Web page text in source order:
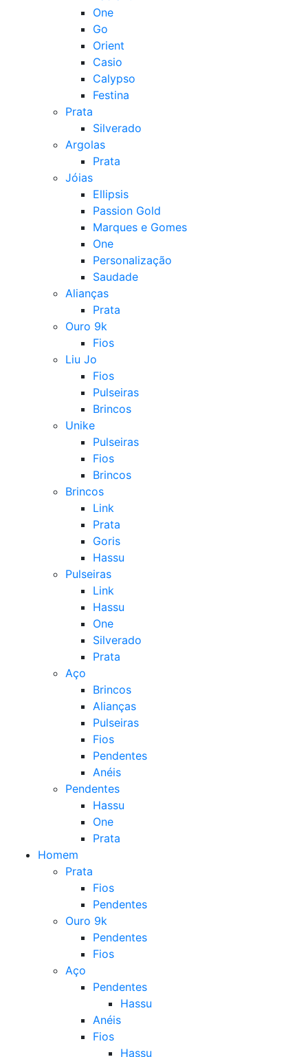
One
Go
Orient
Casio
Calypso
Festina
Prata
Silverado
Argolas
Prata
Jóias
Ellipsis
Passion Gold
Marques e Gomes
One
Personalização
Saudade
Alianças
Prata
Ouro 9k
Fios
Liu Jo
Fios
Pulseiras
Brincos
Unike
Pulseiras
Fios
Brincos
Brincos
Link
Prata
Goris
Hassu
Pulseiras
Link
Hassu
One
Silverado
Prata
Aço
Brincos
Alianças
Pulseiras
Fios
Pendentes
Anéis
Pendentes
Hassu
One
Prata
Homem
Prata
Fios
Pendentes
Ouro 9k
Pendentes
Fios
Aço
Pendentes
Hassu
Anéis
Fios
Hassu